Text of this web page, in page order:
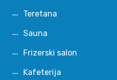
Teretana
Sauna
Frizerski salon
Kafeterija